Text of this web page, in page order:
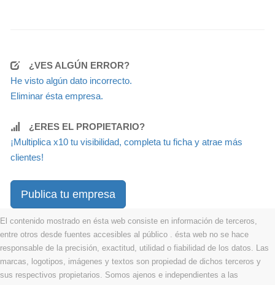
¿VES ALGÚN ERROR?
He visto algún dato incorrecto.
Eliminar ésta empresa.
¿ERES EL PROPIETARIO?
¡Multiplica x10 tu visibilidad, completa tu ficha y atrae más
clientes!
Publica tu empresa
El contenido mostrado en ésta web consiste en información de terceros,
entre otros desde fuentes accesibles al público . ésta web no se hace
responsable de la precisión, exactitud, utilidad o fiabilidad de los datos. Las
marcas, logotipos, imágenes y textos son propiedad de dichos terceros y
sus respectivos propietarios. Somos ajenos e independientes a las